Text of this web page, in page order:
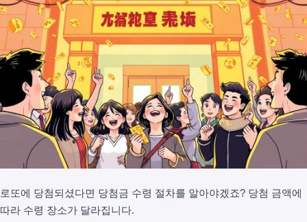
로또에 당첨되셨다면 당첨금 수령 절차를 알아야겠죠? 당첨 금액에
따라 수령 장소가 달라집니다.